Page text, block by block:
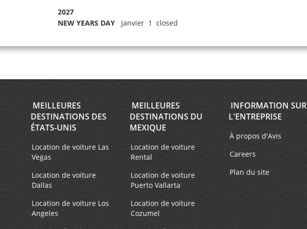
2027
NEW YEARS DAYJanvier 1 closed
MEILLEURES
DESTINATIONS DES
ÉTATS-UNIS
Location de voiture Las
Vegas
Location de voiture
Dallas
Location de voiture Los
Angeles
MEILLEURES
DESTINATIONS DU
MEXIQUE
Location de voiture
Rental
Location de voiture
Puerto Vallarta
Location de voiture
Cozumel
INFORMATION SUR
L'ENTREPRISE
À propos d'Avis
Careers
Plan du site